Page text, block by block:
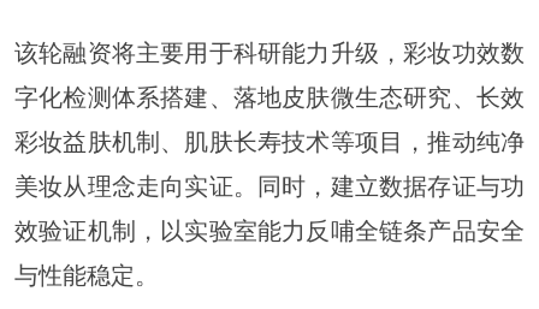
该轮融资将主要用于科研能力升级，彩妆功效数
字化检测体系搭建、落地皮肤微生态研究、长效
彩妆益肤机制、肌肤长寿技术等项目，推动纯净
美妆从理念走向实证。同时，建立数据存证与功
效验证机制，以实验室能力反哺全链条产品安全
与性能稳定。